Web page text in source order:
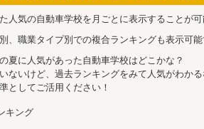
人気の自動車学校を月ごとに表示することが可
、職業タイプ別での複合ランキングも表示可能
夏に人気があった自動車学校はどこかな？
ないけど、過去ランキングをみて人気がわか
としてご活用ください！
キング